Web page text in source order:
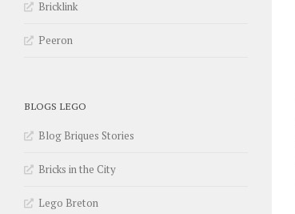
Bricklink
Peeron
BLOGS LEGO
Blog Briques Stories
Bricks in the City
Lego Breton